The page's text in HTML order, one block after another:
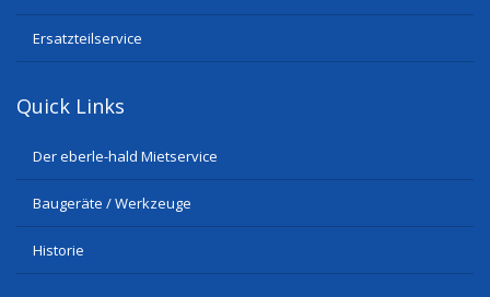
Ersatzteilservice
Quick Links
Der eberle-hald Mietservice
Baugeräte / Werkzeuge
Historie